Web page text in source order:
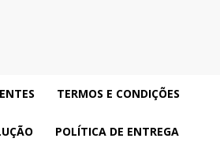
TERMOS E CONDIÇÕES
POLÍTICA DE ENTREGA